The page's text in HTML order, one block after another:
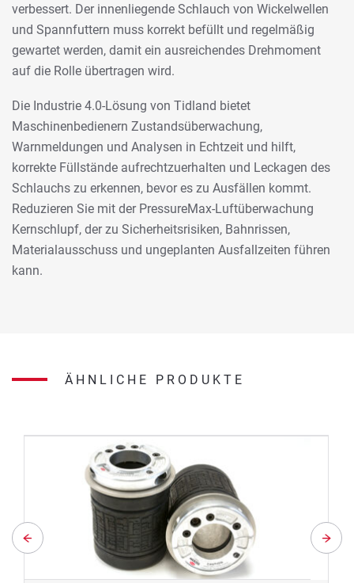
verbessert. Der innenliegende Schlauch von Wickelwellen
und Spannfuttern muss korrekt befüllt und regelmäßig
gewartet werden, damit ein ausreichendes Drehmoment
auf die Rolle übertragen wird.
Die Industrie 4.0-Lösung von Tidland bietet
Maschinenbedienern Zustandsüberwachung,
Warnmeldungen und Analysen in Echtzeit und hilft,
korrekte Füllstände aufrechtzuerhalten und Leckagen des
Schlauchs zu erkennen, bevor es zu Ausfällen kommt.
Reduzieren Sie mit der PressureMax-Luftüberwachung
Kernschlupf, der zu Sicherheitsrisiken, Bahnrissen,
Materialausschuss und ungeplanten Ausfallzeiten führen
kann.
ÄHNLICHE PRODUKTE